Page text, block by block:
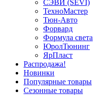
СЭВИ (SEVI)
ТехноМастер
Тюн-Авто
Форвард
Формула света
ЮролТюнинг
ЯрПласт
Распродажа!
Новинки
Популярные товары
Сезонные товары